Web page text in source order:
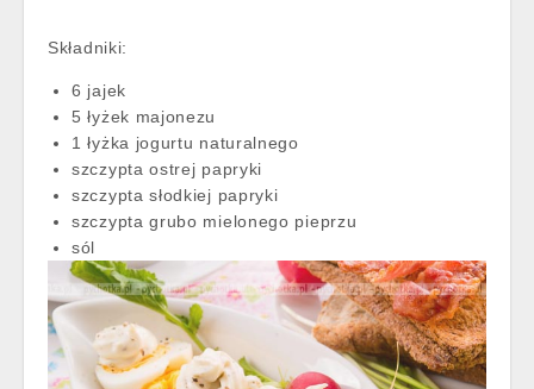
Składniki:
6 jajek
5 łyżek majonezu
1 łyżka jogurtu naturalnego
szczypta ostrej papryki
szczypta słodkiej papryki
szczypta grubo mielonego pieprzu
sól